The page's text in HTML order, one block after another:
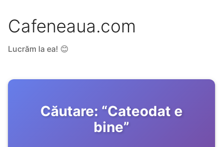
Cafeneaua.com
Lucrăm la ea! 😊
Căutare: “Cateodat e
bine”